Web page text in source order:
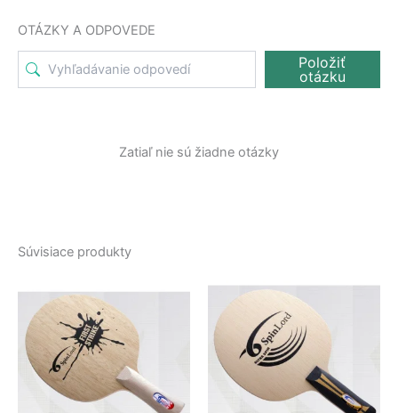
OTÁZKY A ODPOVEDE
Položiť
otázku
Zatiaľ nie sú žiadne otázky
Súvisiace produkty